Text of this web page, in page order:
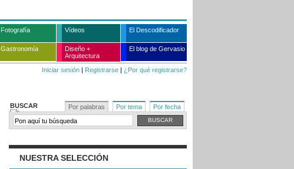
Fotografía Vídeos El Descodificador
Gastronomía
Diseño +
Arquitectura
El blog de Gervasio
Iniciar sesión | Registrarse | ¿Por qué registrarse?
BUSCAR Por palabras Por tema Por fecha
NUESTRA SELECCIÓN